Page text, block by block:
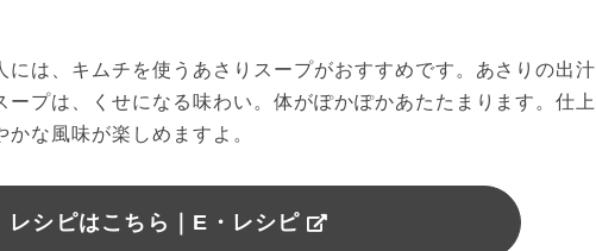
には、キムチを使うあさりスープがおすすめです。あさりの出汁
ープは、くせになる味わい。体がぽかぽかあたたまります。仕上
な風味が楽しめますよ。
レシピはこちら｜E・レシピ